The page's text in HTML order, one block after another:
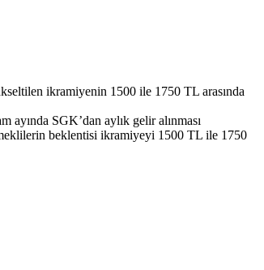
ikramiyenin 1500 ile 1750 TL arasında
SGK’dan aylık gelir alınması
beklentisi ikramiyeyi 1500 TL ile 1750